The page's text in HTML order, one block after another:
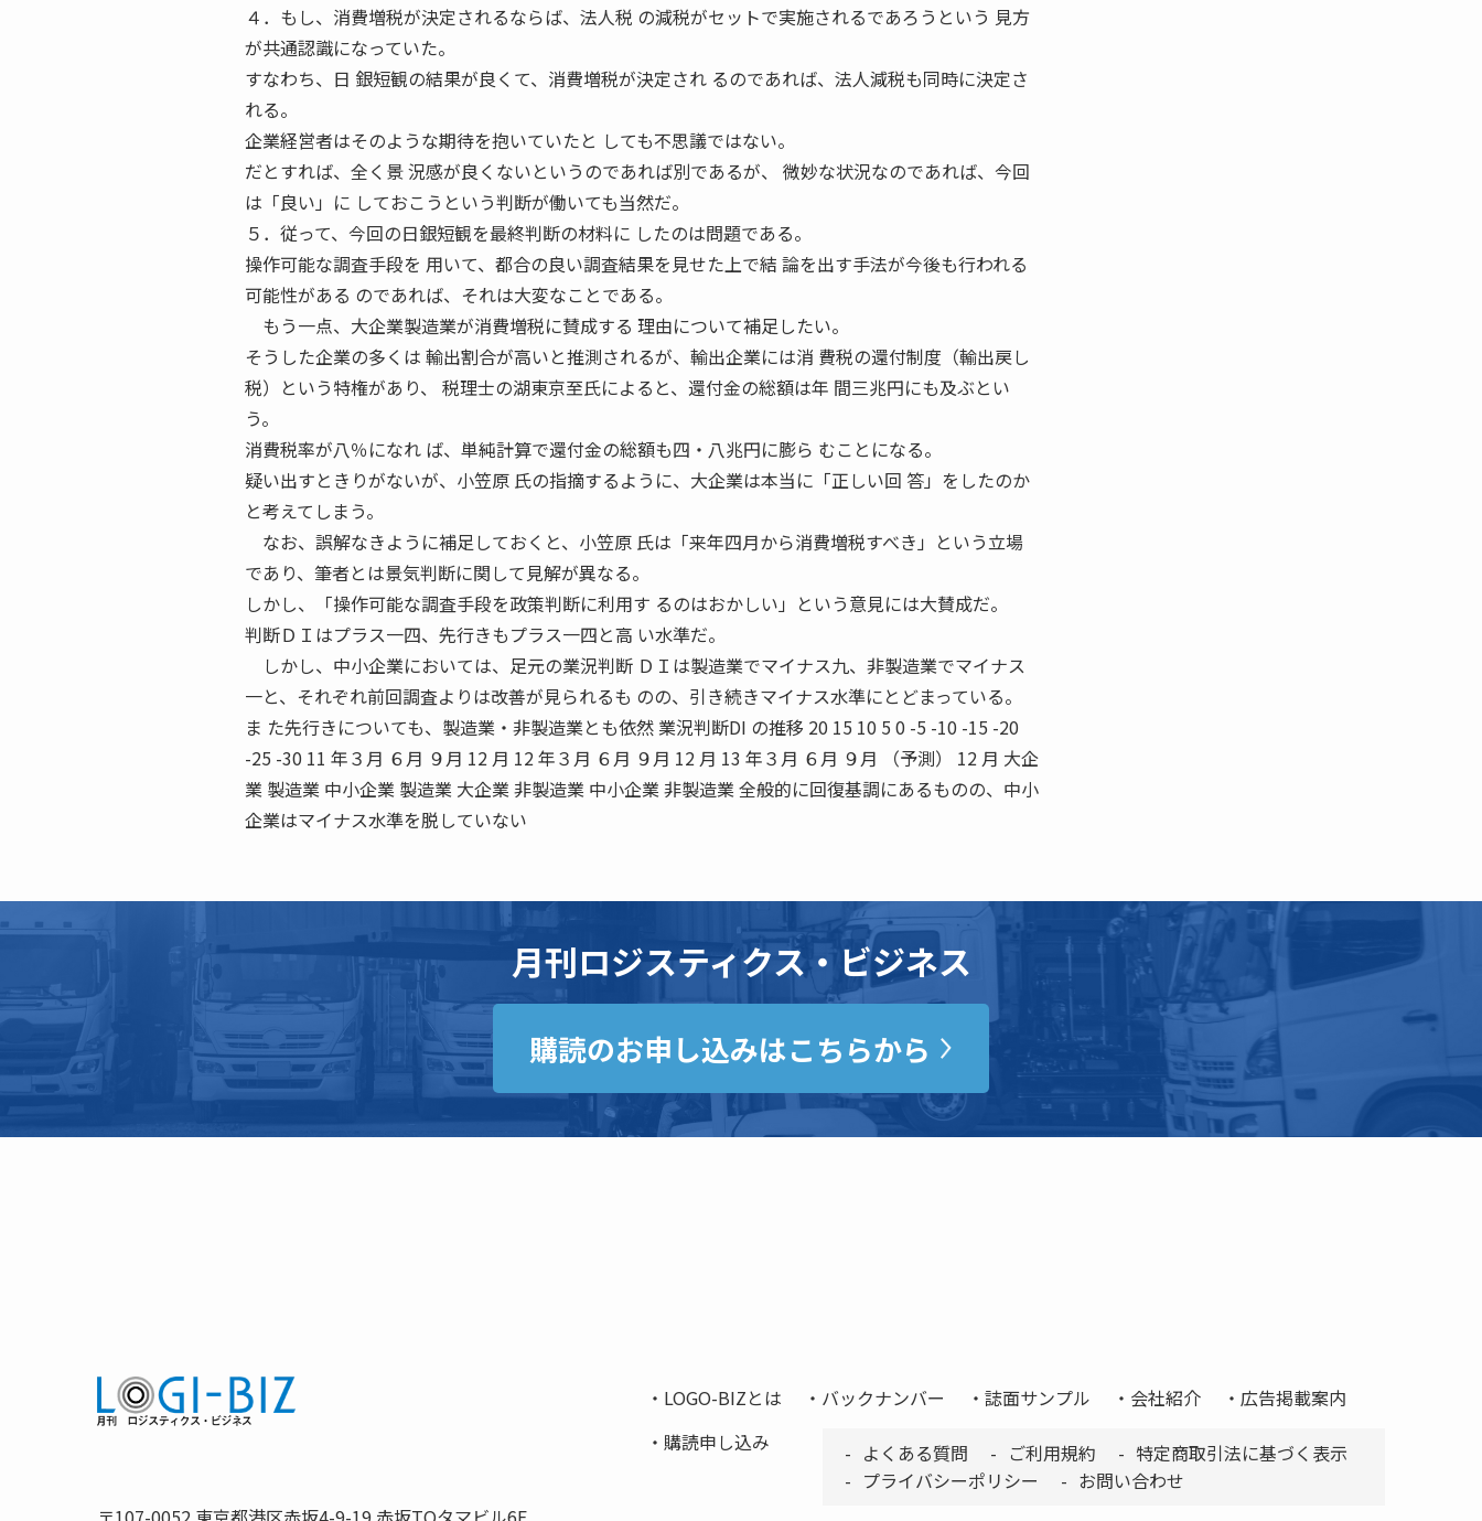
４．もし、消費増税が決定されるならば、法人税 の減税がセットで実施されるであろうという 見方
が共通認識になっていた。
すなわち、日 銀短観の結果が良くて、消費増税が決定され るのであれば、法人減税も同時に決定さ
れる。
企業経営者はそのような期待を抱いていたと しても不思議ではない。
だとすれば、全く景 況感が良くないというのであれば別であるが、 微妙な状況なのであれば、今回
は「良い」に しておこうという判断が働いても当然だ。
５．従って、今回の日銀短観を最終判断の材料に したのは問題である。
操作可能な調査手段を 用いて、都合の良い調査結果を見せた上で結 論を出す手法が今後も行われる
可能性がある のであれば、それは大変なことである。
もう一点、大企業製造業が消費増税に賛成する 理由について補足したい。
そうした企業の多くは 輸出割合が高いと推測されるが、輸出企業には消 費税の還付制度（輸出戻し
税）という特権があり、 税理士の湖東京至氏によると、還付金の総額は年 間三兆円にも及ぶとい
う。
消費税率が八％になれ ば、単純計算で還付金の総額も四・八兆円に膨ら むことになる。
疑い出すときりがないが、小笠原 氏の指摘するように、大企業は本当に「正しい回 答」をしたのか
と考えてしまう。
なお、誤解なきように補足しておくと、小笠原 氏は「来年四月から消費増税すべき」という立場
であり、筆者とは景気判断に関して見解が異なる。
しかし、「操作可能な調査手段を政策判断に利用す るのはおかしい」という意見には大賛成だ。
判断ＤＩはプラス一四、先行きもプラス一四と高 い水準だ。
しかし、中小企業においては、足元の業況判断 ＤＩは製造業でマイナス九、非製造業でマイナス
一と、それぞれ前回調査よりは改善が見られるも のの、引き続きマイナス水準にとどまっている。
ま た先行きについても、製造業・非製造業とも依然 業況判断DI の推移 20 15 10 5 0 -5 -10 -15 -20
-25 -30 11 年３月 ６月 ９月 12 月 12 年３月 ６月 ９月 12 月 13 年３月 ６月 ９月 （予測） 12 月 大企
業 製造業 中小企業 製造業 大企業 非製造業 中小企業 非製造業 全般的に回復基調にあるものの、中小
企業はマイナス水準を脱していない
月刊ロジスティクス・ビジネス
購読のお申し込みはこちらから
LOGO-BIZとは バックナンバー 誌面サンプル 会社紹介
広告掲載案内
購読申し込み
よくある質問 ご利用規約
特定商取引法に基づく表示
プライバシーポリシー
お問い合わせ